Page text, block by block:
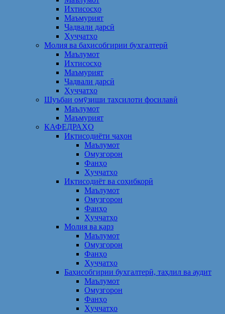
Ихтисосҳо
Маъмурият
Ҷадвали дарсӣ
Ҳуҷҷатҳо
Молия ва баҳисобгирии бухгалтерӣ
Маълумот
Ихтисосҳо
Маъмурият
Ҷадвали дарсӣ
Ҳуҷҷатҳо
Шуъбаи омӯзиши таҳсилоти фосилавӣ
Маълумот
Маъмурият
КАФЕДРАҲО
Иқтисодиёти ҷаҳон
Маълумот
Омузгорон
Фанҳо
Ҳуҷҷатҳо
Иқтисодиёт ва соҳибкорӣ
Маълумот
Омузгорон
Фанҳо
Ҳуҷҷатҳо
Молия ва қарз
Маълумот
Омузгорон
Фанҳо
Ҳуҷҷатҳо
Баҳисобгирии бухгалтерӣ, таҳлил ва аудит
Маълумот
Омузгорон
Фанҳо
Ҳуҷҷатҳо